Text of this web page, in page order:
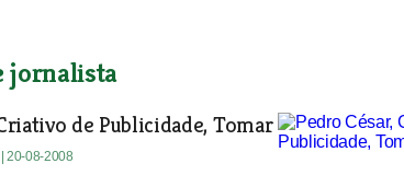
jornalista
de Publicidade, Tomar
| 20-08-2008